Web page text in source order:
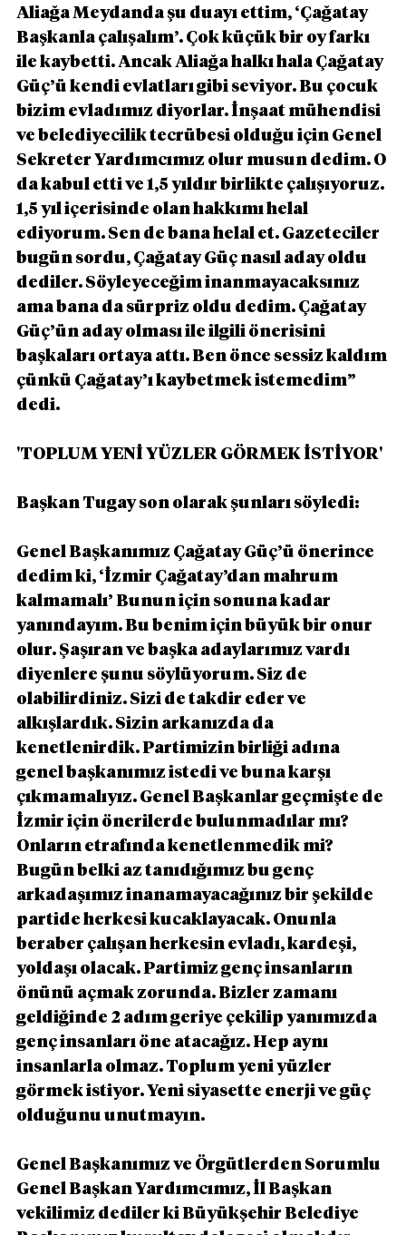
Aliağa Meydanda şu duayı ettim, ‘Çağatay
Başkanla çalışalım’. Çok küçük bir oy farkı
ile kaybetti. Ancak Aliağa halkı hala Çağatay
Güç’ü kendi evlatları gibi seviyor. Bu çocuk
bizim evladımız diyorlar. İnşaat mühendisi
ve belediyecilik tecrübesi olduğu için Genel
Sekreter Yardımcımız olur musun dedim. O
da kabul etti ve 1,5 yıldır birlikte çalışıyoruz.
1,5 yıl içerisinde olan hakkımı helal
ediyorum. Sen de bana helal et. Gazeteciler
bugün sordu, Çağatay Güç nasıl aday oldu
dediler. Söyleyeceğim inanmayacaksınız
ama bana da sürpriz oldu dedim. Çağatay
Güç’ün aday olması ile ilgili önerisini
başkaları ortaya attı. Ben önce sessiz kaldım
çünkü Çağatay’ı kaybetmek istemedim”
dedi.
'TOPLUM YENİ YÜZLER GÖRMEK İSTİYOR'
Başkan Tugay son olarak şunları söyledi:
Genel Başkanımız Çağatay Güç’ü önerince
dedim ki, ‘İzmir Çağatay’dan mahrum
kalmamalı’ Bunun için sonuna kadar
yanındayım. Bu benim için büyük bir onur
olur. Şaşıran ve başka adaylarımız vardı
diyenlere şunu söylüyorum. Siz de
olabilirdiniz. Sizi de takdir eder ve
alkışlardık. Sizin arkanızda da
kenetlenirdik. Partimizin birliği adına
genel başkanımız istedi ve buna karşı
çıkmamalıyız. Genel Başkanlar geçmişte de
İzmir için önerilerde bulunmadılar mı?
Onların etrafında kenetlenmedik mi?
Bugün belki az tanıdığımız bu genç
arkadaşımız inanamayacağınız bir şekilde
partide herkesi kucaklayacak. Onunla
beraber çalışan herkesin evladı, kardeşi,
yoldaşı olacak. Partimiz genç insanların
önünü açmak zorunda. Bizler zamanı
geldiğinde 2 adım geriye çekilip yanımızda
genç insanları öne atacağız. Hep aynı
insanlarla olmaz. Toplum yeni yüzler
görmek istiyor. Yeni siyasette enerji ve güç
olduğunu unutmayın.
Genel Başkanımız ve Örgütlerden Sorumlu
Genel Başkan Yardımcımız, İl Başkan
vekilimiz dediler ki Büyükşehir Belediye